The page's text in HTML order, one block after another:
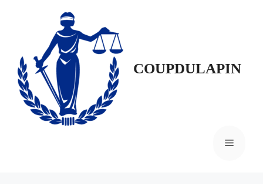
COUPDULAPIN
MENU